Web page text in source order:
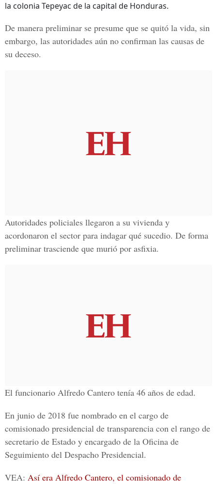
la colonia Tepeyac de la capital de Honduras.
De manera preliminar se presume que se quitó la vida, sin
embargo, las autoridades aún no confirman las causas de
su deceso.
Autoridades policiales llegaron a su vivienda y
acordonaron el sector para indagar qué sucedio. De forma
preliminar trasciende que murió por asfixia.
El funcionario Alfredo Cantero tenía 46 años de edad.
En junio de 2018 fue nombrado en el cargo de
comisionado presidencial de transparencia con el rango de
secretario de Estado y encargado de la Oficina de
Seguimiento del Despacho Presidencial.
VEA: Así era Alfredo Cantero, el comisionado de